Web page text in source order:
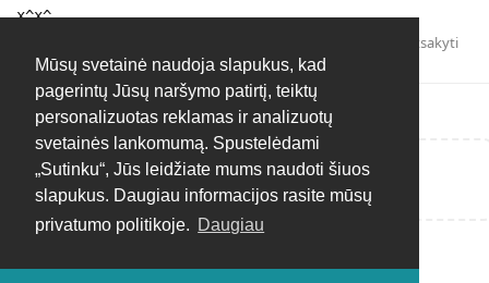
Mūsų svetainė naudoja slapukus, kad
pagerintų Jūsų naršymo patirtį, teiktų
personalizuotas reklamas ir analizuotų
svetainės lankomumą. Spustelėdami
„Sutinku“, Jūs leidžiate mums naudoti šiuos
slapukus. Daugiau informacijos rasite mūsų
privatumo politikoje. Daugiau
x^x^
Atsakyti
Rašyti atsakymą...